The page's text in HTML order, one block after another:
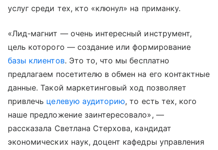
услуг среди тех, кто «клюнул» на приманку.
«Лид-магнит — очень интересный инструмент,
цель которого — создание или формирование
базы клиентов. Это то, что мы бесплатно
предлагаем посетителю в обмен на его контактные
данные. Такой маркетинговый ход позволяет
привлечь целевую аудиторию, то есть тех, кого
наше предложение заинтересовало», —
рассказала Светлана Стерхова, кандидат
экономических наук, доцент кафедры управления